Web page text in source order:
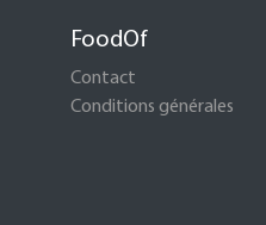
FoodOf
Contact
Conditions générales